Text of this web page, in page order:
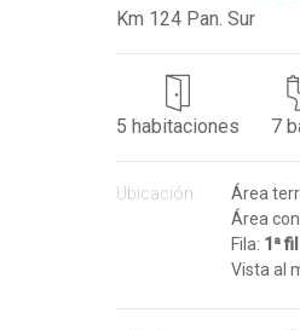
Km 124 Pan. Sur
5 habitaciones 7
Ubicación: Área
Área
Fila: 1ª
Vista al